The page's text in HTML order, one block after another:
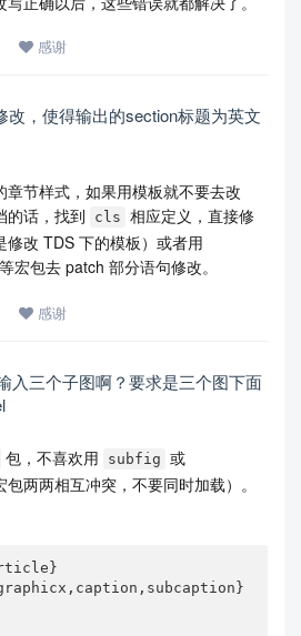
感谢
改，使得输出的section标题为英文
节样式，如果用模板就不要去改
的话，找到
cls 相应定义，直接修
改 TDS 下的模板）或者用
等宏包去 patch 部分语句修改。
感谢
入三个子图啊？要求是三个图下面
包，不喜欢用 subfig 或
包两两相互冲突，不要同时加载）。